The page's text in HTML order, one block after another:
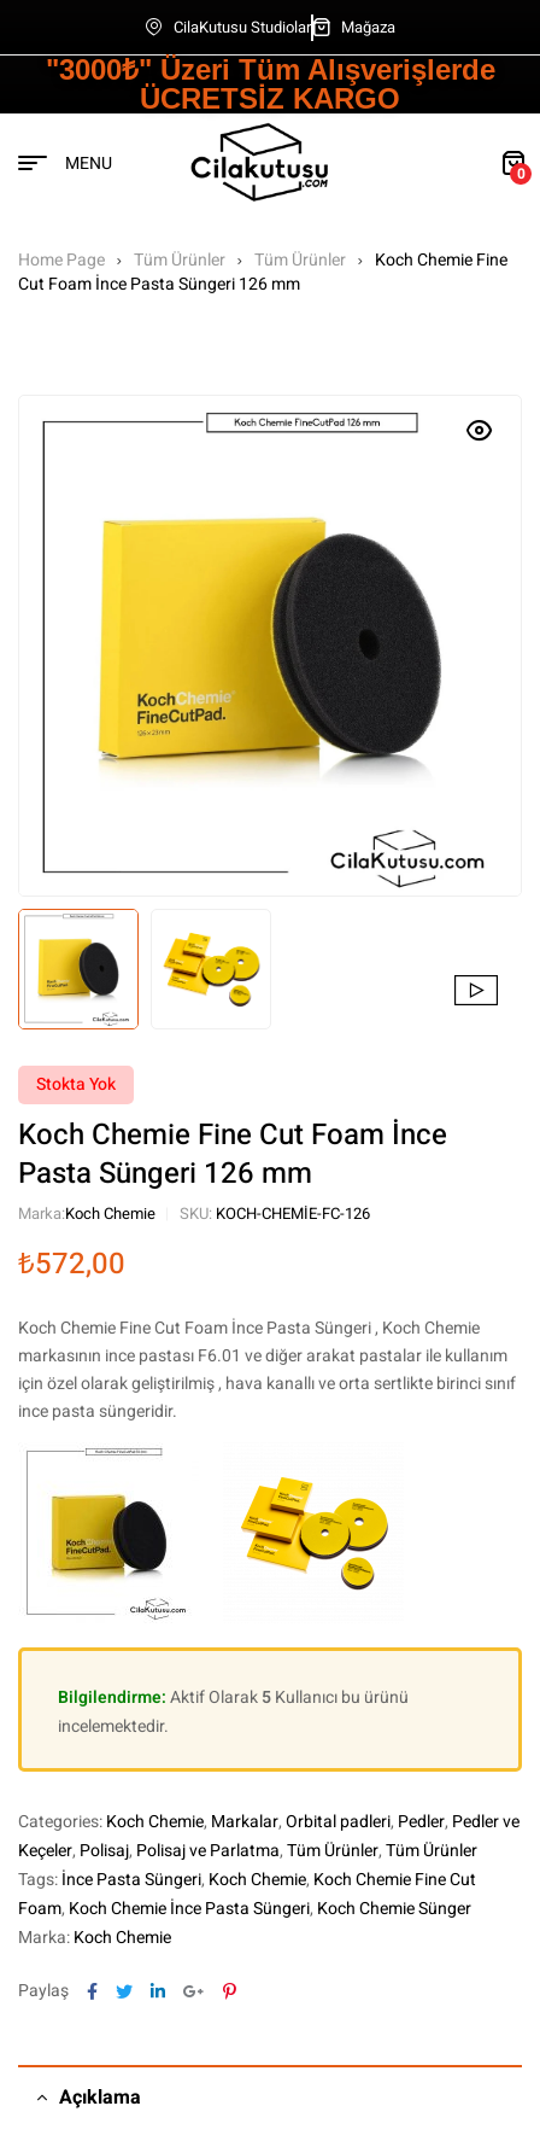
CilaKutusu Studiolar Mağaza
"3000₺" Üzeri Tüm Alışverişlerde
ÜCRETSİZ KARGO
MENU 0
Home Page Tüm Ürünler Tüm Ürünler
Koch Chemie Fine
Cut Foam İnce Pasta Süngeri 126 mm
Stokta Yok
Koch Chemie Fine Cut Foam İnce
Pasta Süngeri 126 mm
Marka:Koch Chemie SKU: KOCH-CHEMIE-FC-126
₺572,00
Koch Chemie Fine Cut Foam İnce Pasta Süngeri , Koch Chemie
markasının ince pastası F6.01 ve diğer arakat pastalar ile kullanım
için özel olarak geliştirilmiş , hava kanallı ve orta sertlikte birinci sınıf
ince pasta süngeridir.
Bilgilendirme:Aktif Olarak5Kullanıcı bu ürünü
incelemektedir.
Categories:Koch Chemie, Markalar,Orbital padleri, Pedler, Pedler ve
Keçeler, Polisaj, Polisaj ve Parlatma,Tüm Ürünler,Tüm Ürünler
Tags:İnce Pasta Süngeri, Koch Chemie, Koch Chemie Fine Cut
Foam, Koch Chemie İnce Pasta Süngeri, Koch Chemie Sünger
Marka:Koch Chemie
Paylaş Facebook
TwitterLinkedinGoogle+Pinterest
Açıklama